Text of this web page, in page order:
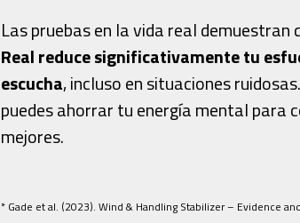
Las pruebas en la vida real demuestran
Real reduce significativamente tu
escucha, incluso en situaciones ruidosas.
puedes ahorrar tu energía mental para
mejores.
* Gade et al. (2023). Wind & Handling Stabilizer – Evidence